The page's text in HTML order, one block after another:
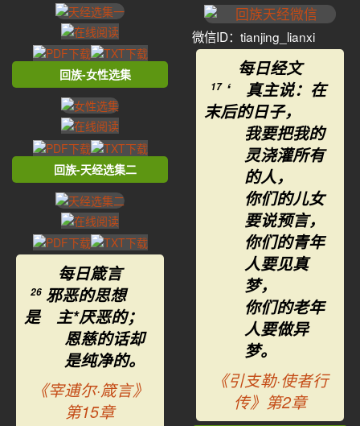
回族-女性选集
回族-天经选集二
每日箴言
26 邪恶的思想
是 主*厌恶的；
恩慈的话却
是纯净的。
《宰逋尔·箴言》
第15章
微信ID：tianjing_lianxi
每日经文
17 ‘ 真主说：在
末后的日子，
我要把我的
灵浇灌所有
的人，
你们的儿女
要说预言，
你们的青年
人要见真
梦，
你们的老年
人要做异
梦。
《引支勒·使者行
传》第2章